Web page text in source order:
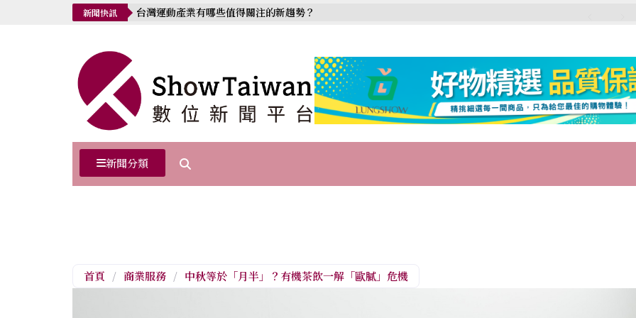
新聞快訊 台灣運動產業有哪些值得關注的新趨勢？
新聞分類
首頁 / 商業服務 / 中秋等於「月半」？有機茶飲一解「歐膩」危機